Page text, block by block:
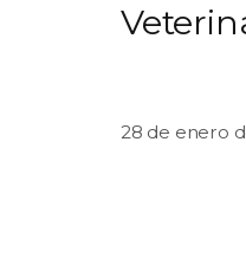
28 de enero